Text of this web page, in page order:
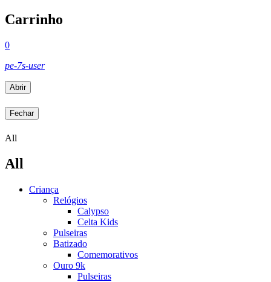
Carrinho
0
pe-7s-user
Abrir
Fechar
All
All
Criança
Relógios
Calypso
Celta Kids
Pulseiras
Batizado
Comemorativos
Ouro 9k
Pulseiras